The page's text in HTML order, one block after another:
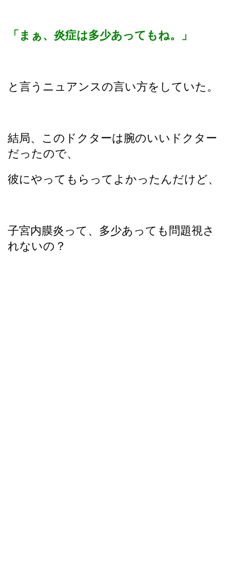
「まぁ、炎症は多少あってもね。」
と言うニュアンスの言い方をしていた。
結局、このドクターは腕のいいドクター
だったので、
彼にやってもらってよかったんだけど、
子宮内膜炎って、多少あっても問題視さ
れないの？